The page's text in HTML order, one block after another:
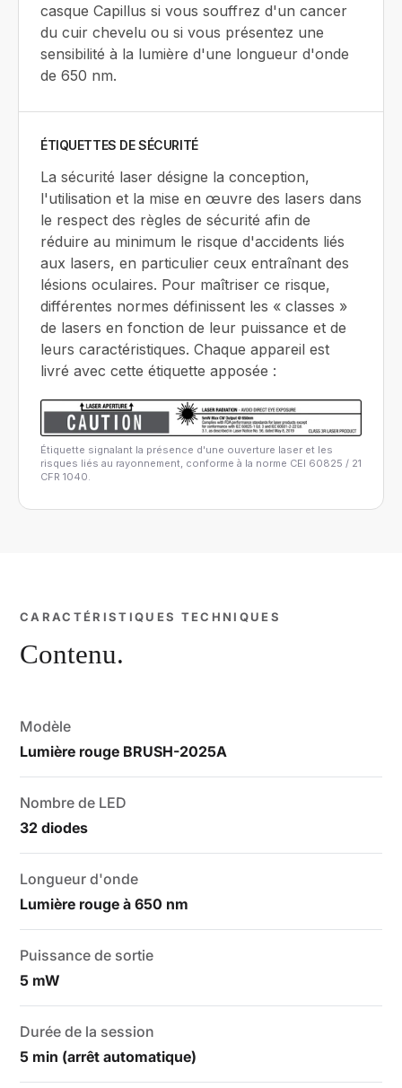
casque Capillus si vous souffrez d'un cancer
du cuir chevelu ou si vous présentez une
sensibilité à la lumière d'une longueur d'onde
de 650 nm.
ÉTIQUETTES DE SÉCURITÉ
La sécurité laser désigne la conception,
l'utilisation et la mise en œuvre des lasers dans
le respect des règles de sécurité afin de
réduire au minimum le risque d'accidents liés
aux lasers, en particulier ceux entraînant des
lésions oculaires. Pour maîtriser ce risque,
différentes normes définissent les « classes »
de lasers en fonction de leur puissance et de
leurs caractéristiques. Chaque appareil est
livré avec cette étiquette apposée :
Étiquette signalant la présence d'une ouverture laser et les
risques liés au rayonnement, conforme à la norme CEI 60825 / 21
CFR 1040.
CARACTÉRISTIQUES TECHNIQUES
Contenu.
Modèle
Lumière rouge BRUSH-2025A
Nombre de LED
32 diodes
Longueur d'onde
Lumière rouge à 650 nm
Puissance de sortie
5 mW
Durée de la session
5 min (arrêt automatique)